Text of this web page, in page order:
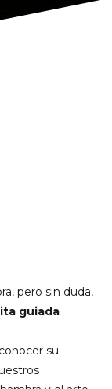
pero sin duda,
guiada
su